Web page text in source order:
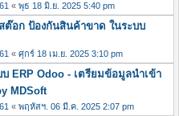
« พุธ 18 มิ.ย. 2025 5:40 pm
อก ป้องกันสินค้าขาด ในระบบ
« ศุกร์ 18 เม.ย. 2025 3:10 pm
ERP Odoo - เตรียมข้อมูลนำเข้า
MDSoft
« พฤหัสฯ. 06 มี.ค. 2025 2:07 pm